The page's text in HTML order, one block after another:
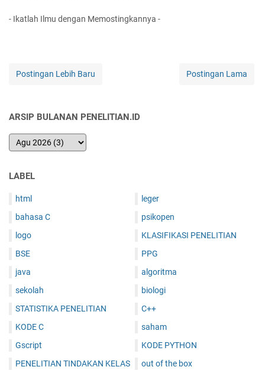
- Ikatlah Ilmu dengan Memostingkannya -
Postingan Lebih Baru Postingan Lama
ARSIP BULANAN PENELITIAN.ID
LABEL
html
bahasa C
logo
BSE
java
sekolah
STATISTIKA PENELITIAN
KODE C
Gscript
PENELITIAN TINDAKAN KELAS
leger
psikopen
KLASIFIKASI PENELITIAN
PPG
algoritma
biologi
C++
saham
KODE PYTHON
out of the box